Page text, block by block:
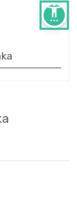
settings_accessibility